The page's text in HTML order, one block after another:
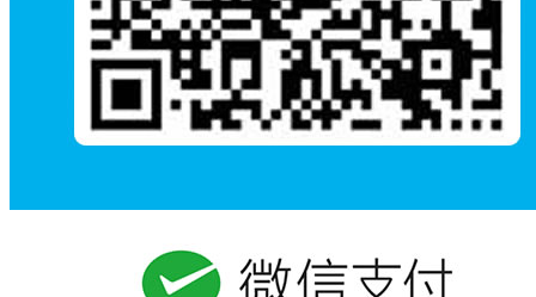
胥方睿 董瑀强 深山信使——王友顺
徐佳莹 村里的T台秀 上海